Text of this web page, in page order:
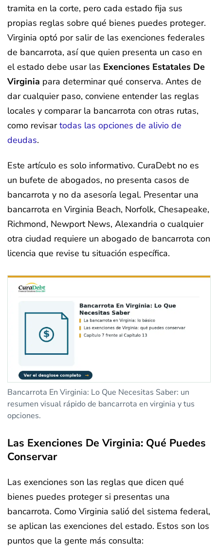
tramita en la corte, pero cada estado fija sus
propias reglas sobre qué bienes puedes proteger.
Virginia optó por salir de las exenciones federales
de bancarrota, así que quien presenta un caso en
el estado debe usar las Exenciones Estatales De
Virginia para determinar qué conserva. Antes de
dar cualquier paso, conviene entender las reglas
locales y comparar la bancarrota con otras rutas,
como revisartodas las opciones de alivio de
deudas.
Este artículo es solo informativo. CuraDebt no es
un bufete de abogados, no presenta casos de
bancarrota y no da asesoría legal. Presentar una
bancarrota en Virginia Beach, Norfolk, Chesapeake,
Richmond, Newport News, Alexandria o cualquier
otra ciudad requiere un abogado de bancarrota con
licencia que revise tu situación específica.
Bancarrota En Virginia: Lo Que Necesitas Saber: un
resumen visual rápido de bancarrota en virginia y tus
opciones.
Las Exenciones De Virginia: Qué Puedes
Conservar
Las exenciones son las reglas que dicen qué
bienes puedes proteger si presentas una
bancarrota. Como Virginia salió del sistema federal,
se aplican las exenciones del estado. Estos son los
puntos que la gente más consulta: